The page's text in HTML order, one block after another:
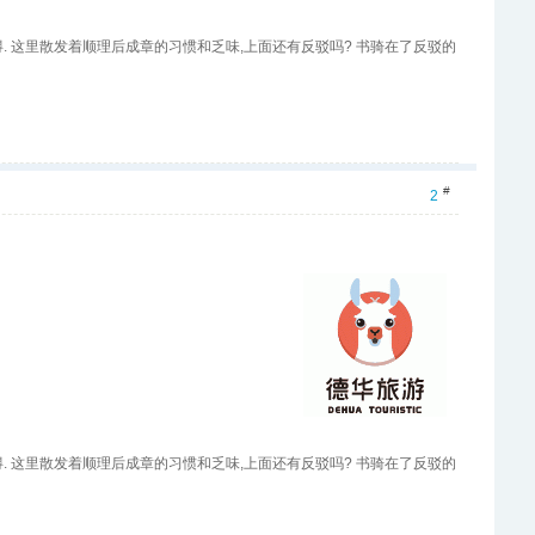
里散发着顺理后成章的习惯和乏味,上面还有反驳吗? 书骑在了反驳的
2 #
里散发着顺理后成章的习惯和乏味,上面还有反驳吗? 书骑在了反驳的